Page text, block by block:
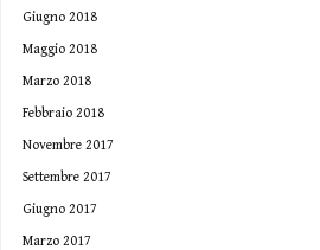
Giugno 2018
Maggio 2018
Marzo 2018
Febbraio 2018
Novembre 2017
Settembre 2017
Giugno 2017
Marzo 2017